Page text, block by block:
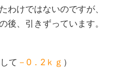
わけではないのですが、
後、引きずっています。
て －0．2ｋｇ ）